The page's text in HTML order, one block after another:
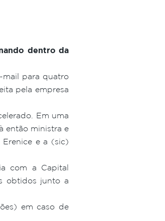
dentro da
mail para quatro
pela empresa
Em uma
então ministra e
Erenice e a (sic)
com a Capital
obtidos junto a
em caso de